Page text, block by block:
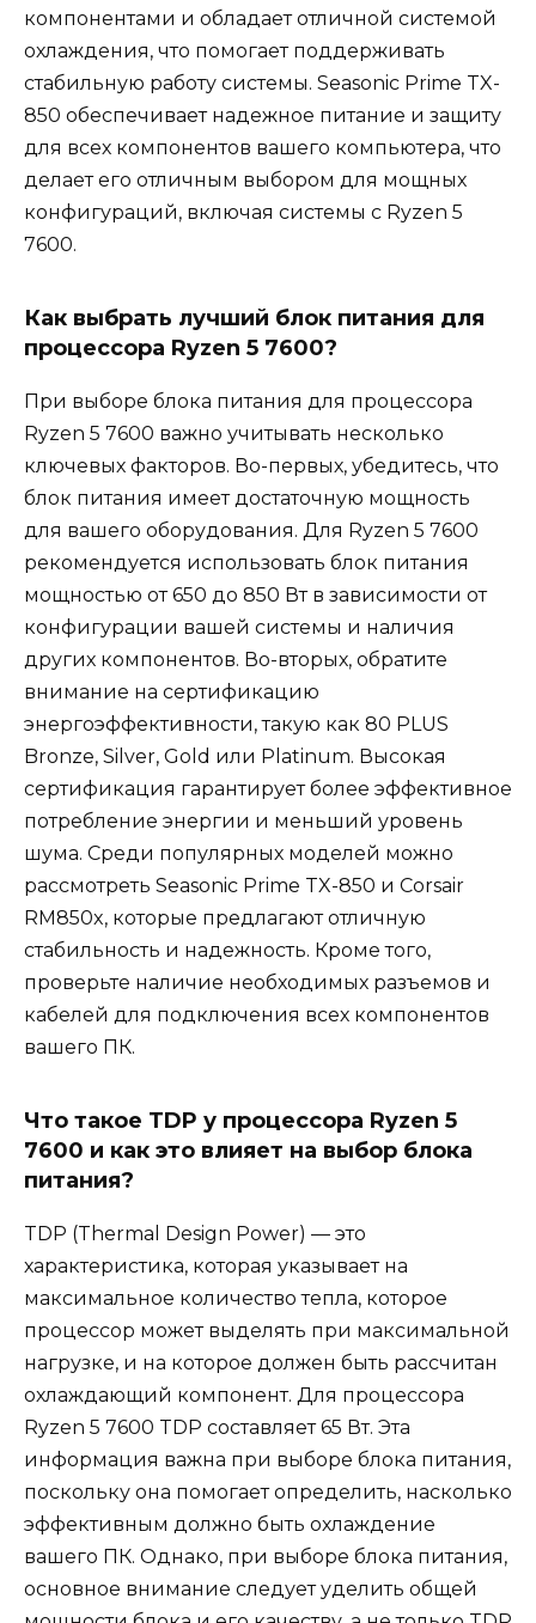
компонентами и обладает отличной системой
охлаждения, что помогает поддерживать
стабильную работу системы. Seasonic Prime TX-
850 обеспечивает надежное питание и защиту
для всех компонентов вашего компьютера, что
делает его отличным выбором для мощных
конфигураций, включая системы с Ryzen 5
7600.
Как выбрать лучший блок питания для
процессора Ryzen 5 7600?
При выборе блока питания для процессора
Ryzen 5 7600 важно учитывать несколько
ключевых факторов. Во-первых, убедитесь, что
блок питания имеет достаточную мощность
для вашего оборудования. Для Ryzen 5 7600
рекомендуется использовать блок питания
мощностью от 650 до 850 Вт в зависимости от
конфигурации вашей системы и наличия
других компонентов. Во-вторых, обратите
внимание на сертификацию
энергоэффективности, такую как 80 PLUS
Bronze, Silver, Gold или Platinum. Высокая
сертификация гарантирует более эффективное
потребление энергии и меньший уровень
шума. Среди популярных моделей можно
рассмотреть Seasonic Prime TX-850 и Corsair
RM850x, которые предлагают отличную
стабильность и надежность. Кроме того,
проверьте наличие необходимых разъемов и
кабелей для подключения всех компонентов
вашего ПК.
Что такое TDP у процессора Ryzen 5
7600 и как это влияет на выбор блока
питания?
TDP (Thermal Design Power) — это
характеристика, которая указывает на
максимальное количество тепла, которое
процессор может выделять при максимальной
нагрузке, и на которое должен быть рассчитан
охлаждающий компонент. Для процессора
Ryzen 5 7600 TDP составляет 65 Вт. Эта
информация важна при выборе блока питания,
поскольку она помогает определить, насколько
эффективным должно быть охлаждение
вашего ПК. Однако, при выборе блока питания,
основное внимание следует уделить общей